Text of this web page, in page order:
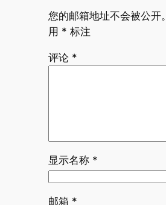
您的邮箱地址不会被公开。
用 * 标注
评论 *
显示名称 *
邮箱 *